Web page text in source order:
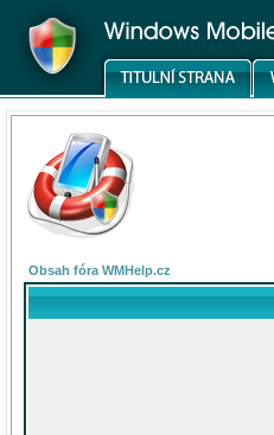
Obsah fóra WMHelp.cz